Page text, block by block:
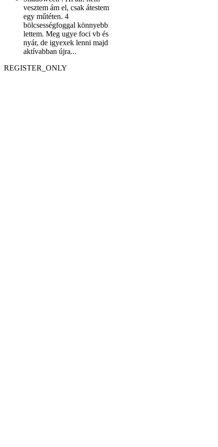
vesztem ám el, csak átestem
egy műtéten. 4
bölcsességfoggal könnyebb
lettem. Meg ugye foci vb és
nyár, de igyexek lenni majd
aktívabban újra...
REGISTER_ONLY